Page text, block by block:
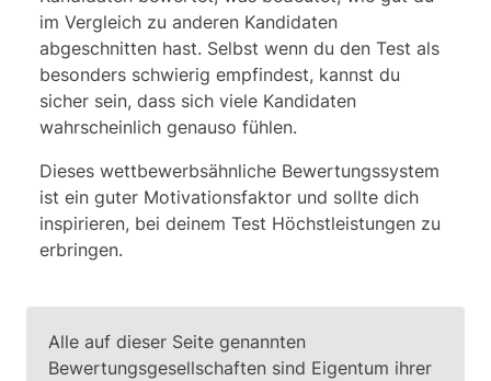
Diese Antwort stellt ein unmögliche
Anordnung dar.
allgemeine Regel über die Erhöhung des
Gehalts der Mitarbeiter ableiten.
Antwort (E) - Soweit du weißt,
produziert dieses Unternehmen nur
Plüschtiere. Es ist möglich, dass es auch
keine Möglichkeit, das mit Sicherheit zu
wissen. Daher kannst du nicht sagen, ob
diese Aussage wahr oder falsch ist.
im Vergleich zu anderen Kandidaten
abgeschnitten hast. Selbst wenn du den Test als
besonders schwierig empfindest, kannst du
sicher sein, dass sich viele Kandidaten
wahrscheinlich genauso fühlen.
Dieses wettbewerbsähnliche Bewertungssystem
ist ein guter Motivationsfaktor und sollte dich
inspirieren, bei deinem Test Höchstleistungen zu
erbringen.
Alle auf dieser Seite genannten
Bewertungsgesellschaften sind Eigentum ihrer